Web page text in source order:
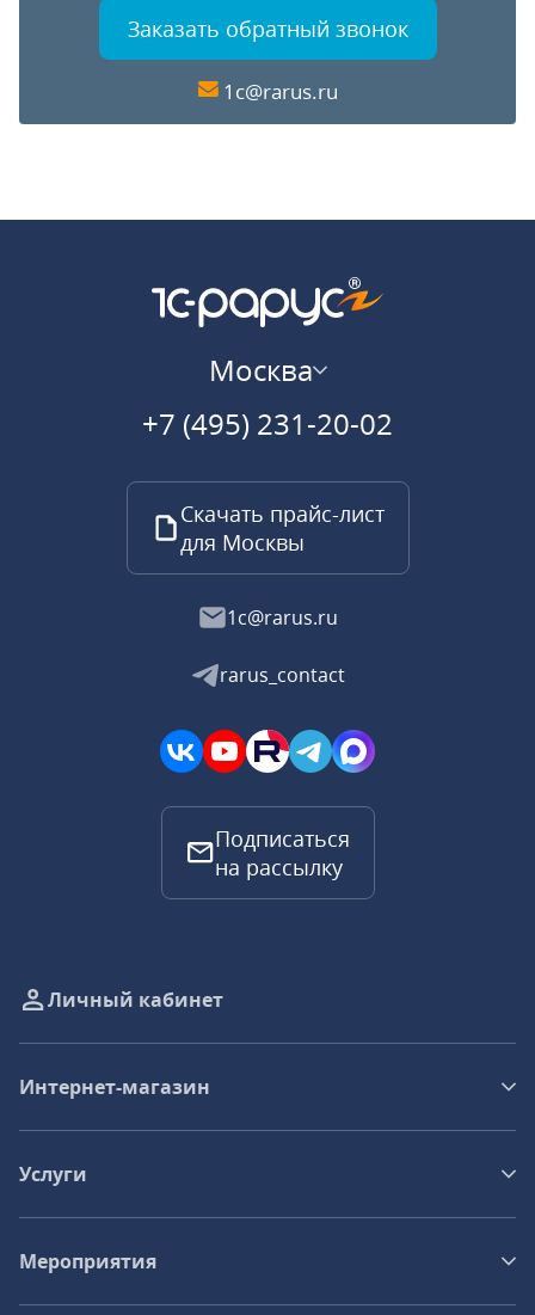
Заказать обратный звонок
1c@rarus.ru
Москва
+7 (495) 231-20-02
Скачать прайс-лист
для Москвы
1c@rarus.ru
rarus_contact
Подписаться
на рассылку
Личный кабинет
Интернет-магазин
Услуги
Мероприятия